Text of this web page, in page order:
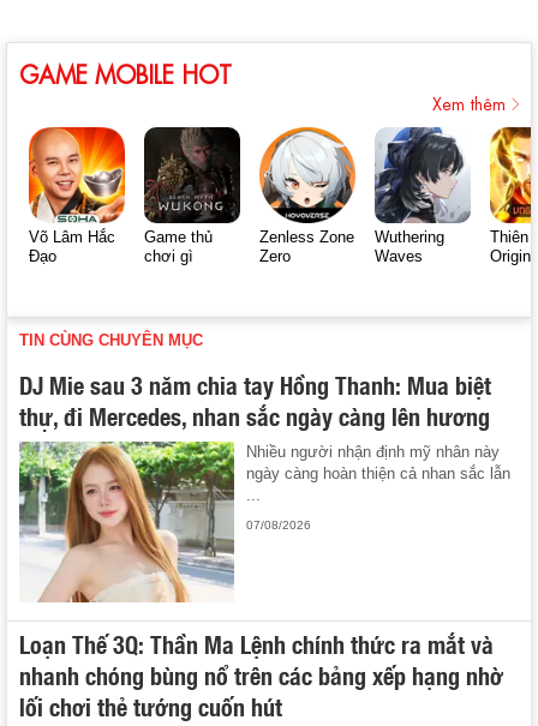
GAME MOBILE HOT
Xem thêm
Võ Lâm Hắc
Đạo
Game thủ
chơi gì
Zenless Zone
Zero
Wuthering
Waves
Thiên
Origin
TIN CÙNG CHUYÊN MỤC
DJ Mie sau 3 năm chia tay Hồng Thanh: Mua biệt
thự, đi Mercedes, nhan sắc ngày càng lên hương
Nhiều người nhận định mỹ nhân này
ngày càng hoàn thiện cả nhan sắc lẫn
07/08/2026
Loạn Thế 3Q: Thần Ma Lệnh chính thức ra mắt và
nhanh chóng bùng nổ trên các bảng xếp hạng nhờ
lối chơi thẻ tướng cuốn hút